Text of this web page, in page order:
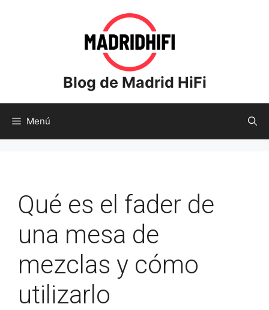
Blog de Madrid HiFi
Menú
Qué es el fader de
una mesa de
mezclas y cómo
utilizarlo